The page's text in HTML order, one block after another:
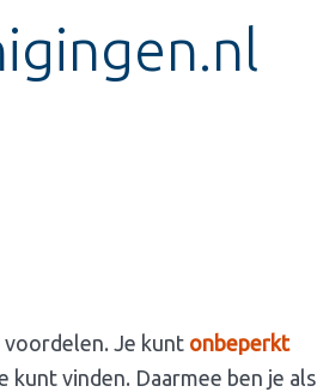
voordelen. Je kunt onbeperkt
kunt vinden. Daarmee ben je als